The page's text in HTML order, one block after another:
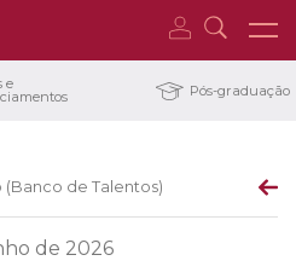
e Pós-graduação
de Talentos)
de 2026